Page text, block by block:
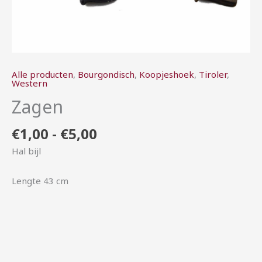
Alle producten, Bourgondisch, Koopjeshoek, Tiroler,
Western
Zagen
€1,00 - €5,00
Hal bijl
Lengte 43 cm